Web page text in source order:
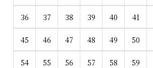
36 37 38 39 40 41
45 46 47 48 49 50
54 55 56 57 58 59